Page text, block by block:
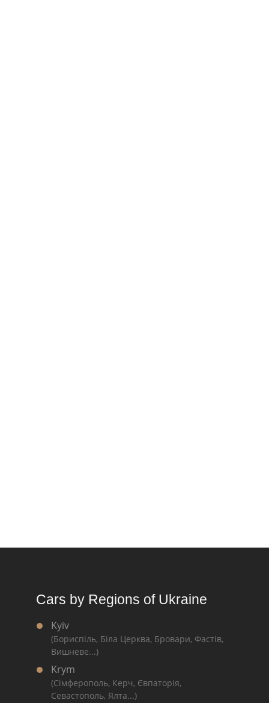
Cars by Regions of Ukraine
Kyiv
(Бориспіль, Біла Церква, Бровари, Фастів,
Вишневе...)
Krym
(Сімферополь, Керч, Євпаторія,
Севастополь, Ялта...)